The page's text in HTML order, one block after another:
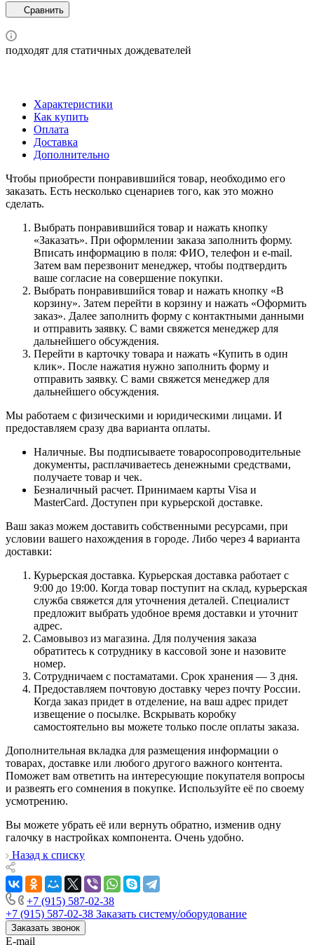
Сравнить
подходят для статичных дождевателей
Характеристики
Как купить
Оплата
Доставка
Дополнительно
Чтобы приобрести понравившийся товар, необходимо его
заказать. Есть несколько сценариев того, как это можно
сделать.
Выбрать понравившийся товар и нажать кнопку
«Заказать». При оформлении заказа заполнить форму.
Вписать информацию в поля: ФИО, телефон и e-mail.
Затем вам перезвонит менеджер, чтобы подтвердить
ваше согласие на совершение покупки.
Выбрать понравившийся товар и нажать кнопку «В
корзину». Затем перейти в корзину и нажать «Оформить
заказ». Далее заполнить форму с контактными данными
и отправить заявку. С вами свяжется менеджер для
дальнейшего обсуждения.
Перейти в карточку товара и нажать «Купить в один
клик». После нажатия нужно заполнить форму и
отправить заявку. С вами свяжется менеджер для
дальнейшего обсуждения.
Мы работаем с физическими и юридическими лицами. И
предоставляем сразу два варианта оплаты.
Наличные. Вы подписываете товаросопроводительные
документы, расплачиваетесь денежными средствами,
получаете товар и чек.
Безналичный расчет. Принимаем карты Visa и
MasterCard. Доступен при курьерской доставке.
Ваш заказ можем доставить собственными ресурсами, при
условии вашего нахождения в городе. Либо через 4 варианта
доставки:
Курьерская доставка. Курьерская доставка работает с
9:00 до 19:00. Когда товар поступит на склад, курьерская
служба свяжется для уточнения деталей. Специалист
предложит выбрать удобное время доставки и уточнит
адрес.
Самовывоз из магазина. Для получения заказа
обратитесь к сотруднику в кассовой зоне и назовите
номер.
Сотрудничаем с постаматами. Срок хранения — 3 дня.
Предоставляем почтовую доставку через почту России.
Когда заказ придет в отделение, на ваш адрес придет
извещение о посылке. Вскрывать коробку
самостоятельно вы можете только после оплаты заказа.
Дополнительная вкладка для размещения информации о
товарах, доставке или любого другого важного контента.
Поможет вам ответить на интересующие покупателя вопросы
и развеять его сомнения в покупке. Используйте её по своему
усмотрению.
Вы можете убрать её или вернуть обратно, изменив одну
галочку в настройках компонента. Очень удобно.
Назад к списку
+7 (915) 587-02-38
+7 (915) 587-02-38 Заказать систему/оборудование
Заказать звонок
E-mail